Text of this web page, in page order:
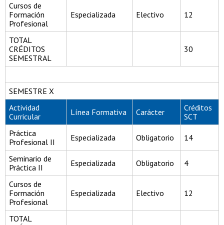
Cursos de
Formación
Profesional
Especializada Electivo 12
TOTAL
CRÉDITOS
SEMESTRAL
30
SEMESTRE X
Actividad
Curricular
Línea Formativa Carácter
Créditos
SCT
Práctica
Profesional II
Especializada Obligatorio 14
Seminario de
Práctica II
Especializada Obligatorio 4
Cursos de
Formación
Profesional
Especializada Electivo 12
TOTAL